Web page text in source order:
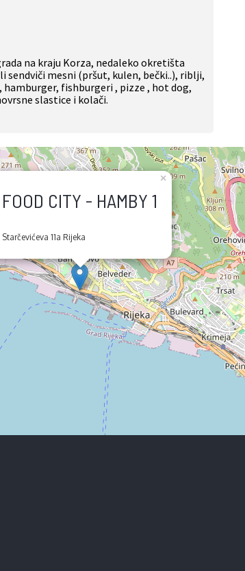
na kraju Korza, nedaleko okretišta
sendviči mesni (pršut, kulen, bečki..), riblji,
fishburgeri , pizze , hot dog,
slastice i kolači.
FOOD CITY - HAMBY 1
Starčevićeva 11a Rijeka
×